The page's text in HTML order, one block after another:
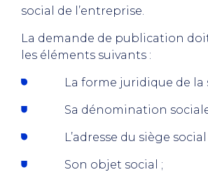
social de l’entreprise.
La demande de publication
les éléments suivants :
La forme juridique de la
Sa dénomination
L’adresse du siège social
Son objet social ;